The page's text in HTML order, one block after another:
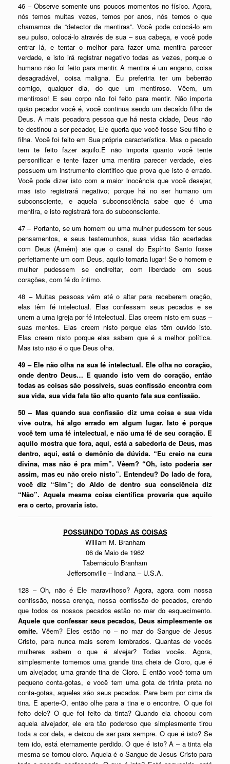
46 – Observe somente uns poucos momentos no físico. Agora,
nós temos muitas vezes, temos por anos, nós temos o que
chamamos de “detector de mentiras”. Você pode colocá-lo em
seu pulso, colocá-lo através de sua – sua cabeça, e você pode
entrar lá, e tentar o melhor para fazer uma mentira parecer
verdade, e isto irá registrar negativo todas as vezes, porque o
humano não foi feito para mentir. A mentira é um engano, coisa
desagradável, coisa maligna. Eu preferiria ter um beberrão
comigo, qualquer dia, do que um mentiroso. Vêem, um
mentiroso! E seu corpo não foi feito para mentir. Não importa
quão pecador você é, você continua sendo um decaído filho de
Deus. A mais pecadora pessoa que há nesta cidade, Deus não
te destinou a ser pecador, Ele queria que você fosse Seu filho e
filha. Você foi feito em Sua própria característica. Mas o pecado
tem te feito fazer aquilo.E não importa quanto você tente
personificar e tente fazer uma mentira parecer verdade, eles
possuem um instrumento cientifico que prova que isto é errado.
Você pode dizer isto com a maior inocência que você desejar,
mas isto registrará negativo; porque há no ser humano um
subconsciente, e aquela subconsciência sabe que é uma
mentira, e isto registrará fora do subconsciente.
47 – Portanto, se um homem ou uma mulher pudessem ter seus
pensamentos, e seus testemunhos, suas vidas tão acertadas
com Deus (Amém) ate que o canal do Espírito Santo fosse
perfeitamente um com Deus, aquilo tomaria lugar! Se o homem e
mulher pudessem se endireitar, com liberdade em seus
corações, com fé do íntimo.
48 – Muitas pessoas vêm até o altar para receberem oração,
elas têm fé intelectual. Elas confessam seus pecados e se
unem a uma igreja por fé intelectual. Elas creem nisto em suas –
suas mentes. Elas creem nisto porque elas têm ouvido isto.
Elas creem nisto porque elas sabem que é a melhor política.
Mas isto não é o que Deus olha.
49 – Ele não olha na sua fé intelectual. Ele olha no coração,
onde dentro Deus… E quando isto vem do coração, então
todas as coisas são possíveis, suas confissão encontra com
sua vida, sua vida fala tão alto quanto fala sua confissão.
50 – Mas quando sua confissão diz uma coisa e sua vida
vive outra, há algo errado em algum lugar. Isto é porque
você tem uma fé intelectual, e não uma fé de seu coração. E
aquilo mostra que fora, aqui, está a sabedoria de Deus, mas
dentro, aqui, está o demônio de dúvida. “Eu creio na cura
divina, mas não é pra mim”. Vêem? “Oh, isto poderia ser
assim, mas eu não creio nisto”. Entendeu? Do lado de fora,
você diz “Sim”; do Aldo de dentro sua consciência diz
“Não”. Aquela mesma coisa cientifica provaria que aquilo
era o certo, provaria isto.
POSSUINDO TODAS AS COISAS
William M. Branham
06 de Maio de 1962
Tabernáculo Branham
Jeffersonville – Indiana – U.S.A.
128 – Oh, não é Ele maravilhoso? Agora, agora com nossa
confissão, nossa crença, nossa confissão de pecados, crendo
que todos os nossos pecados estão no mar do esquecimento.
Aquele que confessar seus pecados, Deus simplesmente os
omite. Vêem? Eles estão no – no mar do Sangue de Jesus
Cristo, para nunca mais serem lembrados. Quantas de vocês
mulheres sabem o que é alvejar? Todas vocês. Agora,
simplesmente tomemos uma grande tina cheia de Cloro, que é
um alvejador, uma grande tina de Cloro. E então você toma um
pequeno conta-gotas, e você tem uma gota de trinta preta no
conta-gotas, aqueles são seus pecados. Pare bem por cima da
tina. E aperte-O, então olhe para a tina e o encontre. O que foi
feito dele? O que foi feito da tinta? Quando ela chocou com
aquela alvejador, ele era tão poderoso que simplesmente tirou
toda a cor dela, e deixou de ser para sempre. O que é isto? Se
tem ido, está eternamente perdido. O que é isto? A – a tinta ela
mesma se tornou cloro. Aquela é o Sangue de Jesus Cristo para